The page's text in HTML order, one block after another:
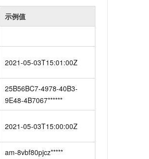
示例值
2021-05-03T15:01:00Z
25B56BC7-4978-40B3-
9E48-4B7067******
2021-05-03T15:00:00Z
am-8vbf80pjcz*****